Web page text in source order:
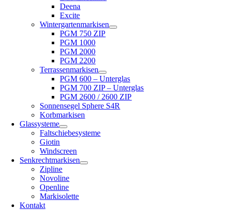
Deena
Excite
Wintergartenmarkisen
PGM 750 ZIP
PGM 1000
PGM 2000
PGM 2200
Terrassenmarkisen
PGM 600 – Unterglas
PGM 700 ZIP – Unterglas
PGM 2600 / 2600 ZIP
Sonnensegel Sphere S4R
Korbmarkisen
Glassysteme
Faltschiebesysteme
Giotin
Windscreen
Senkrechtmarkisen
Zipline
Novoline
Openline
Markisolette
Kontakt